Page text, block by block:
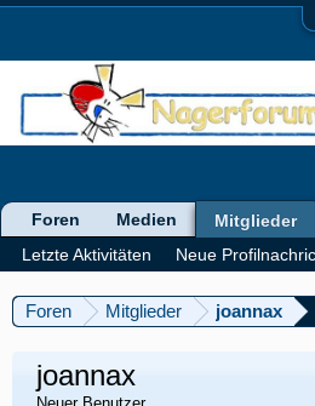
Foren Mitglieder joannax
joannax
Foren Medien
Mitglieder
Letzte Aktivitäten
Neue